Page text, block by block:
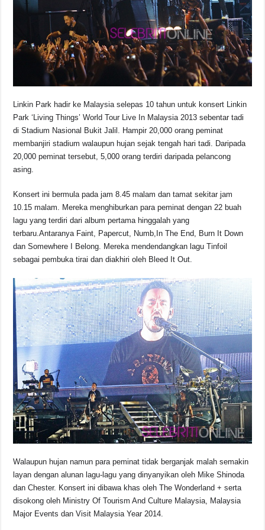
k
p
k
Linkin Park hadir ke Malaysia selepas 10 tahun untuk konsert Linkin
Park ‘Living Things’ World Tour Live In Malaysia 2013 sebentar tadi
di Stadium Nasional Bukit Jalil. Hampir 20,000 orang peminat
membanjiri stadium walaupun hujan sejak tengah hari tadi. Daripada
20,000 peminat tersebut, 5,000 orang terdiri daripada pelancong
asing.
Konsert ini bermula pada jam 8.45 malam dan tamat sekitar jam
10.15 malam. Mereka menghiburkan para peminat dengan 22 buah
lagu yang terdiri dari album pertama hinggalah yang
terbaru.Antaranya Faint, Papercut, Numb,In The End, Burn It Down
dan Somewhere I Belong. Mereka mendendangkan lagu Tinfoil
sebagai pembuka tirai dan diakhiri oleh Bleed It Out.
Walaupun hujan namun para peminat tidak berganjak malah semakin
layan dengan alunan lagu-lagu yang dinyanyikan oleh Mike Shinoda
dan Chester. Konsert ini dibawa khas oleh The Wonderland + serta
disokong oleh Ministry Of Tourism And Culture Malaysia, Malaysia
Major Events dan Visit Malaysia Year 2014.